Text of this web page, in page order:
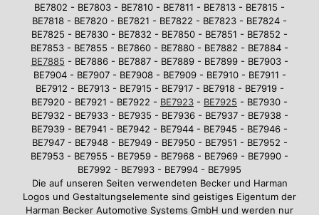
BE7802 - BE7803 - BE7810 - BE7811 - BE7813 - BE7815 -
BE7818 - BE7820 - BE7821 - BE7822 - BE7823 - BE7824 -
BE7825 - BE7830 - BE7832 - BE7850 - BE7851 - BE7852 -
BE7853 - BE7855 - BE7860 - BE7880 - BE7882 - BE7884 -
BE7885 - BE7886 - BE7887 - BE7889 - BE7899 - BE7903 -
BE7904 - BE7907 - BE7908 - BE7909 - BE7910 - BE7911 -
BE7912 - BE7913 - BE7915 - BE7917 - BE7918 - BE7919 -
BE7920 - BE7921 - BE7922 - BE7923 - BE7925 - BE7930 -
BE7932 - BE7933 - BE7935 - BE7936 - BE7937 - BE7938 -
BE7939 - BE7941 - BE7942 - BE7944 - BE7945 - BE7946 -
BE7947 - BE7948 - BE7949 - BE7950 - BE7951 - BE7952 -
BE7953 - BE7955 - BE7959 - BE7968 - BE7969 - BE7990 -
BE7992 - BE7993 - BE7994 - BE7995
Die auf unseren Seiten verwendeten Becker und Harman
Logos und Gestaltungselemente sind geistiges Eigentum der
Harman Becker Automotive Systems GmbH und werden nur